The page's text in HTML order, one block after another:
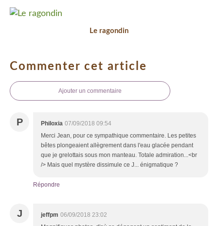
Le ragondin
Commenter cet article
Ajouter un commentaire
P Philoxia 07/09/2018 09:54
Merci Jean, pour ce sympathique commentaire. Les petites
bêtes plongeaient allègrement dans l'eau glacée pendant
que je grelottais sous mon manteau. Totale admiration...<br
/> Mais quel mystère dissimule ce J... énigmatique ?
Répondre
J jeffpm 06/09/2018 23:02